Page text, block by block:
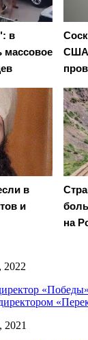
в
массовое
США
в
и
на
2022
2021